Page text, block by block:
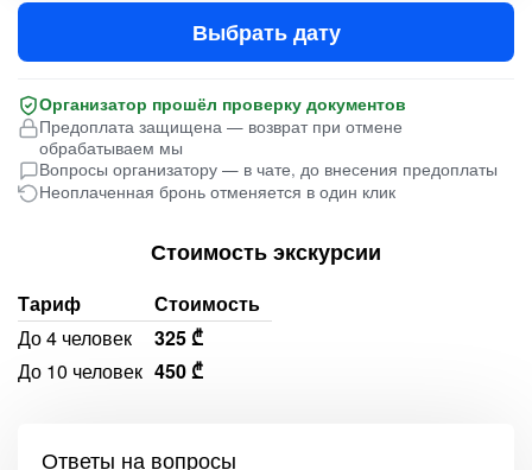
Выбрать дату
Организатор прошёл проверку документов
Предоплата защищена — возврат при отмене
обрабатываем мы
Вопросы организатору — в чате, до внесения предоплаты
Неоплаченная бронь отменяется в один клик
Стоимость экскурсии
Тариф
Стоимость
До 4 человек
325 ₾
До 10 человек 450 ₾
Ответы на вопросы